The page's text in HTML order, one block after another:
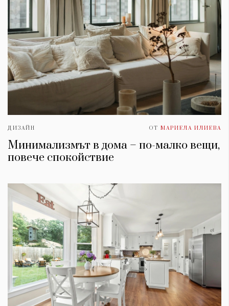
ДИЗАЙН ОТ МАРИЕЛА ИЛИЕВА
Минимализмът в дома – по-малко вещи,
повече спокойствие